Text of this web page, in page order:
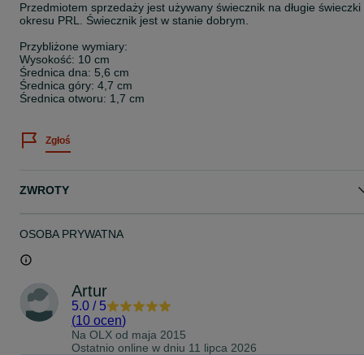
Przedmiotem sprzedaży jest używany świecznik na długie świeczki
okresu PRL. Świecznik jest w stanie dobrym.
Przybliżone wymiary:
Wysokość: 10 cm
Średnica dna: 5,6 cm
Średnica góry: 4,7 cm
Średnica otworu: 1,7 cm
Zgłoś
ZWROTY
OSOBA PRYWATNA
Artur
5.0 / 5
(10 ocen)
Na OLX od maja 2015
Ostatnio online w dniu 11 lipca 2026